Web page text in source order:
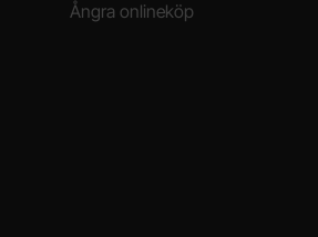
Ångra onlineköp